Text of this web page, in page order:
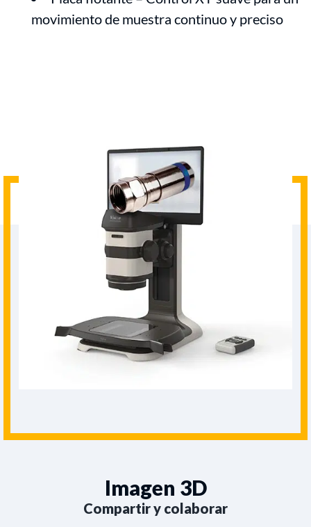
movimiento de muestra continuo y preciso
Imagen 3D
Compartir y colaborar